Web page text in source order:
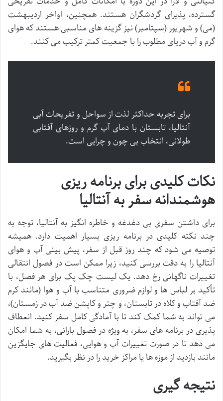
گسترده، پذیرای گردشگران هستند. همچنین، اواخر اردیبهشت
(می) و شهریور (سپتامبر) نیز گزینه های مناسبی هستند که هوای
گرم و آب دریای مطلوب را با جمعیت کمتر ترکیب می کنند.
برای تجربه حداکثر لذت از سواحل و تفریحات آبی
آنتالیا، تابستان با دمای آب گرم و روزهای آفتابی
طولانی، انتخاب بی چون و چرایی است.
نکات کلیدی برای برنامه ریزی
هوشمندانه سفر به آنتالیا
برای داشتن سفری بی دغدغه و خاطره انگیز به آنتالیا، توجه به
چند نکته کلیدی در برنامه ریزی بسیار اهمیت دارد. همیشه
توصیه می شود که چند روز قبل از سفر، پیش بینی آب و هوای
آنتالیا را به دقت بررسی کنید، زیرا ممکن است در فصول انتقالی
تغییرات ناگهانی رخ دهد. یک لیست چک پک برای هر فصل، با
تأکید بر لباس ها و لوازم ضروری متناسب با آب و هوا (مانند کرم
ضد آفتاب و کلاه در تابستان، و چتر و کاپشن ضد آب در زمستان)،
می تواند به شما کمک کند تا با آمادگی کامل سفر کنید. انعطاف
پذیری در برنامه های سفر، به ویژه در فصول بارانی، به شما امکان
می دهد تا در صورت تغییرات آب و هوایی، فعالیت های جایگزین
مانند بازدید از موزه ها یا مراکز خرید را در نظر بگیرید.
نتیجه گیری